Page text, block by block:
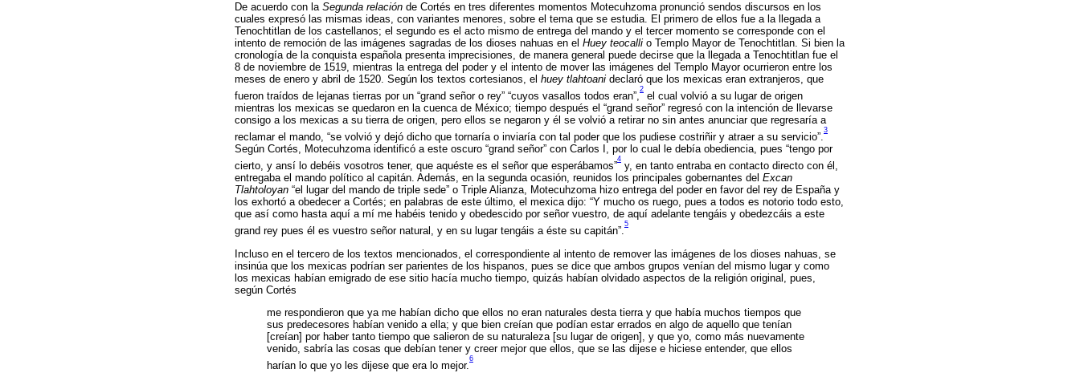
De acuerdo con la Segunda relación de Cortés en tres diferentes momentos Motecuhzoma pronunció sendos discursos en los
cuales expresó las mismas ideas, con variantes menores, sobre el tema que se estudia. El primero de ellos fue a la llegada a
Tenochtitlan de los castellanos; el segundo es el acto mismo de entrega del mando y el tercer momento se corresponde con el
intento de remoción de las imágenes sagradas de los dioses nahuas en el Huey teocalli o Templo Mayor de Tenochtitlan. Si bien la
cronología de la conquista española presenta imprecisiones, de manera general puede decirse que la llegada a Tenochtitlan fue el
8 de noviembre de 1519, mientras la entrega del poder y el intento de mover las imágenes del Templo Mayor ocurrieron entre los
meses de enero y abril de 1520. Según los textos cortesianos, el huey tlahtoani declaró que los mexicas eran extranjeros, que
fueron traídos de lejanas tierras por un “grand señor o rey” “cuyos vasallos todos eran”,
2
el cual volvió a su lugar de origen
mientras los mexicas se quedaron en la cuenca de México; tiempo después el “grand señor” regresó con la intención de llevarse
consigo a los mexicas a su tierra de origen, pero ellos se negaron y él se volvió a retirar no sin antes anunciar que regresaría a
reclamar el mando, “se volvió y dejó dicho que tornaría o inviaría con tal poder que los pudiese costriñir y atraer a su servicio”.
3
Según Cortés, Motecuhzoma identificó a este oscuro “grand señor” con Carlos I, por lo cual le debía obediencia, pues “tengo por
cierto, y ansí lo debéis vosotros tener, que aquéste es el señor que esperábamos”
4
y, en tanto entraba en contacto directo con él,
entregaba el mando político al capitán. Además, en la segunda ocasión, reunidos los principales gobernantes del Excan
Tlahtoloyan “el lugar del mando de triple sede” o Triple Alianza, Motecuhzoma hizo entrega del poder en favor del rey de España y
los exhortó a obedecer a Cortés; en palabras de este último, el mexica dijo: “Y mucho os ruego, pues a todos es notorio todo esto,
que así como hasta aquí a mí me habéis tenido y obedescido por señor vuestro, de aquí adelante tengáis y obedezcáis a este
grand rey pues él es vuestro señor natural, y en su lugar tengáis a éste su capitán”.
5
Incluso en el tercero de los textos mencionados, el correspondiente al intento de remover las imágenes de los dioses nahuas, se
insinúa que los mexicas podrían ser parientes de los hispanos, pues se dice que ambos grupos venían del mismo lugar y como
los mexicas habían emigrado de ese sitio hacía mucho tiempo, quizás habían olvidado aspectos de la religión original, pues,
según Cortés
me respondieron que ya me habían dicho que ellos no eran naturales desta tierra y que había muchos tiempos que
sus predecesores habían venido a ella; y que bien creían que podían estar errados en algo de aquello que tenían
[creían] por haber tanto tiempo que salieron de su naturaleza [su lugar de origen], y que yo, como más nuevamente
venido, sabría las cosas que debían tener y creer mejor que ellos, que se las dijese e hiciese entender, que ellos
harían lo que yo les dijese que era lo mejor.
6